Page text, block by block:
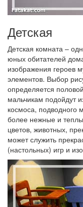
Детская
Детская комната –
юных обитателей
изображения героев
элементов. Выбор
определяется
мальчикам подойдут
космоса, подводного
более нежные и
цветов, животных,
может служить
(настольных) игр и